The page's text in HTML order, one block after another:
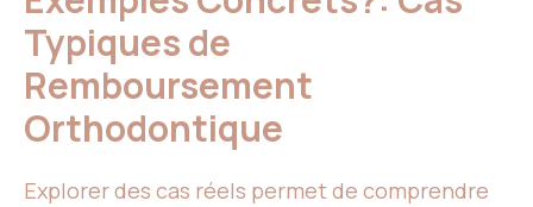
Typiques de
Remboursement
Orthodontique
Explorer des cas réels permet de comprendre